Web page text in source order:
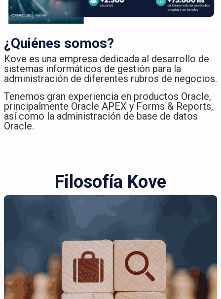
¿Quiénes somos?
Kove es una empresa dedicada al desarrollo de
sistemas informáticos de gestión para la
administración de diferentes rubros de negocios.​
Tenemos gran experiencia en productos Oracle,
principalmente Oracle APEX y Forms & Reports,
así como la administración de base de datos
Oracle.
Filosofía Kove